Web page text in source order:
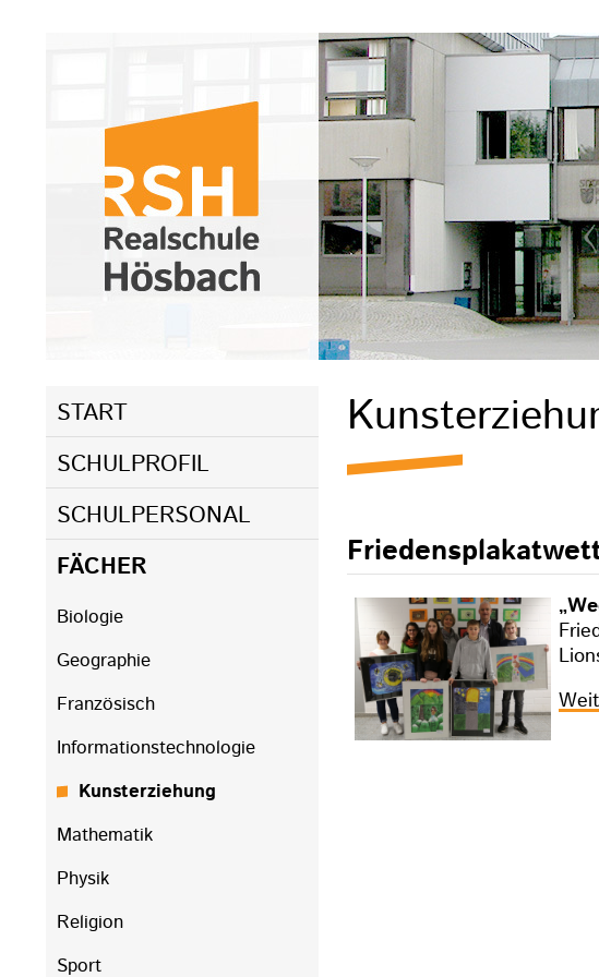
Navigation
überspringen
START
SCHULPROFIL
SCHULPERSONAL
FÄCHER
Biologie
Geographie
Französisch
Informationstechnologie
Kunsterziehung
Mathematik
Physik
Religion
Sport